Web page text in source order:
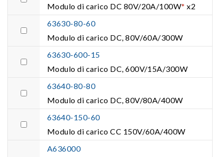
Modulo di carico DC 80V/20A/100W* x2
63630-80-60
Modulo di carico DC, 80V/60A/300W
63630-600-15
Modulo di carico DC, 600V/15A/300W
63640-80-80
Modulo di carico DC, 80V/80A/400W
63640-150-60
Modulo di carico CC 150V/60A/400W
A636000